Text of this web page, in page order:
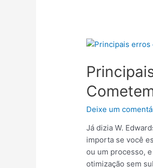
Deixe um
Já dizia W.
importa se você
ou um processo,
otimização sem
Principais
No
Setor
De
Que
CTOs
Cometem